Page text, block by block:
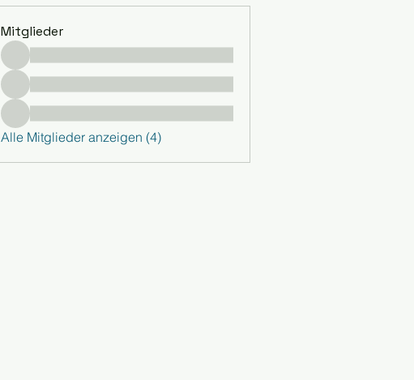
Mitglieder
Alle Mitglieder anzeigen (4)